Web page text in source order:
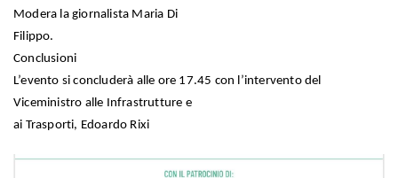
Modera la giornalista Maria Di
Filippo.
Conclusioni
L’evento si concluderà alle ore 17.45 con l’intervento del
Viceministro alle Infrastrutture e
ai Trasporti, Edoardo Rixi